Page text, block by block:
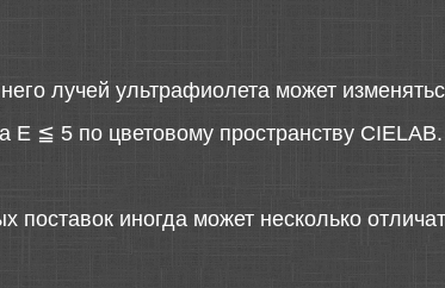
лучей ультрафиолета может
E ≦ 5 по цветовому пространству
поставок иногда может несколько